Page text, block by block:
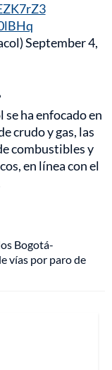
September 4,
ha enfocado en
crudo y gas, las
combustibles y
en línea con el
Bogotá-
vías por paro de